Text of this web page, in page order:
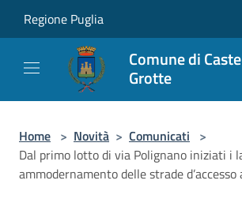
Regione Puglia
Comune di
Grotte
Home > Novità > Comunicati >
Dal primo lotto di via Polignano iniziati i
ammodernamento delle strade